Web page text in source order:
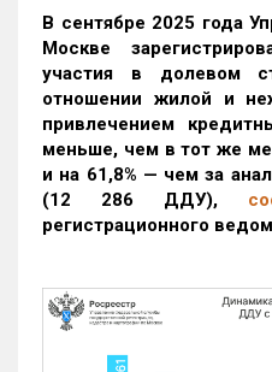
В сентябре 2025 года
Москве
участия в долевом
отношении жилой и
привлечением
меньше, чем в тот же
и на 61,8% — чем за
(12 286 ДДУ),
регистрационного